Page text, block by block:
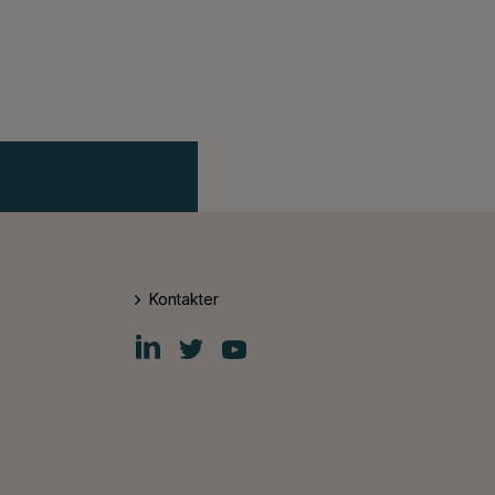
Kontakter
Fiskars
Group
Fiskars
Group
Fiskars
Group